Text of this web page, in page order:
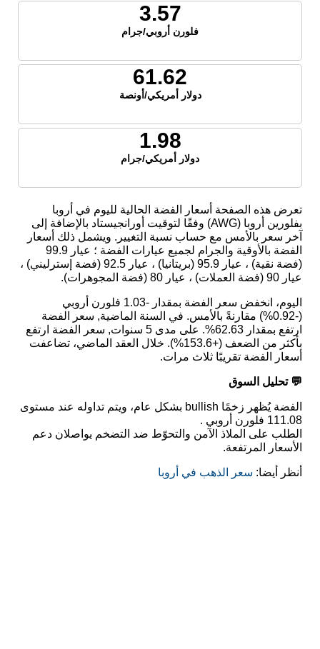
3.57
فلورن أروبي/جرام
61.62
دولار أمريكي/أونصة
1.98
دولار أمريكي/جرام
تعرض هذه الصفحة أسعار الفضة الحالية لليوم في أروبا
بفلورين أروبا (AWG) وفقًا لتوقيت أورانجيستاد بالإضافة إلى
آخر سعر بالأمس مع حساب نسبة التغيير. ويشمل ذلك أسعار
الفضة بالأوقية والجرام لجميع عيارات الفضة ؛ عيار 99.9
(فضة نقية) ، عيار 95.9 (بريتانيا) ، عيار 92.5 (فضة إسترليني) ،
عيار 90 (فضة العملات) ، عيار 80 (فضة المجوهرات).
اليوم، انخفض سعر الفضة بمقدار -1.03 فلورن أروبي
(-0.92%) مقارنةً بالأمس. في السنة الماضية, سعر الفضة
ارتفع بمقدار 62.63%. على مدى 5 سنوات, سعر الفضة ارتفع
بأكثر من الضعف (+153.6%). خلال العقد الماضي، تضاعفت
أسعار الفضة تقريبًا ثلاث مرات.
💬 تحليل السوق
الفضة يُظهر زخمًا bullish بشكل عام، ويتم تداوله عند مستوى
111.08 فلورن أروبي .
الطلب على الملاذ الآمن والتحوّط ضد التضخم يواصلان دعم
الأسعار المرتفعة.
أنظر أيضا: سعر الذهب في أروبا